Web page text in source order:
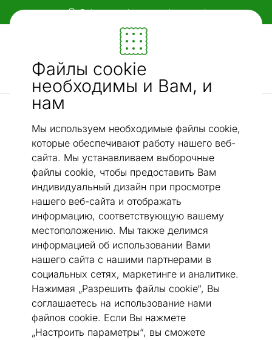
Файлы cookie
необходимы и Вам, и
нам
Мы используем необходимые файлы cookie,
которые обеспечивают работу нашего веб-
сайта. Мы устанавливаем выборочные
файлы cookie, чтобы предоставить Вам
индивидуальный дизайн при просмотре
нашего веб-сайта и отображать
информацию, соответствующую вашему
местоположению. Мы также делимся
информацией об использовании Вами
нашего сайта с нашими партнерами в
социальных сетях, маркетинге и аналитике.
Нажимая „Разрешить файлы cookie“, Вы
соглашаетесь на использование нами
файлов cookie. Если Вы нажмете
„Настроить параметры“, вы сможете
Гибкие и удобные способы оплаты!
Мебель и убранство - ON24
Ищи...
Ковры narma из растительных волокон
Narma сизалевый ковер Livos™ 80x250 см
1 / 30